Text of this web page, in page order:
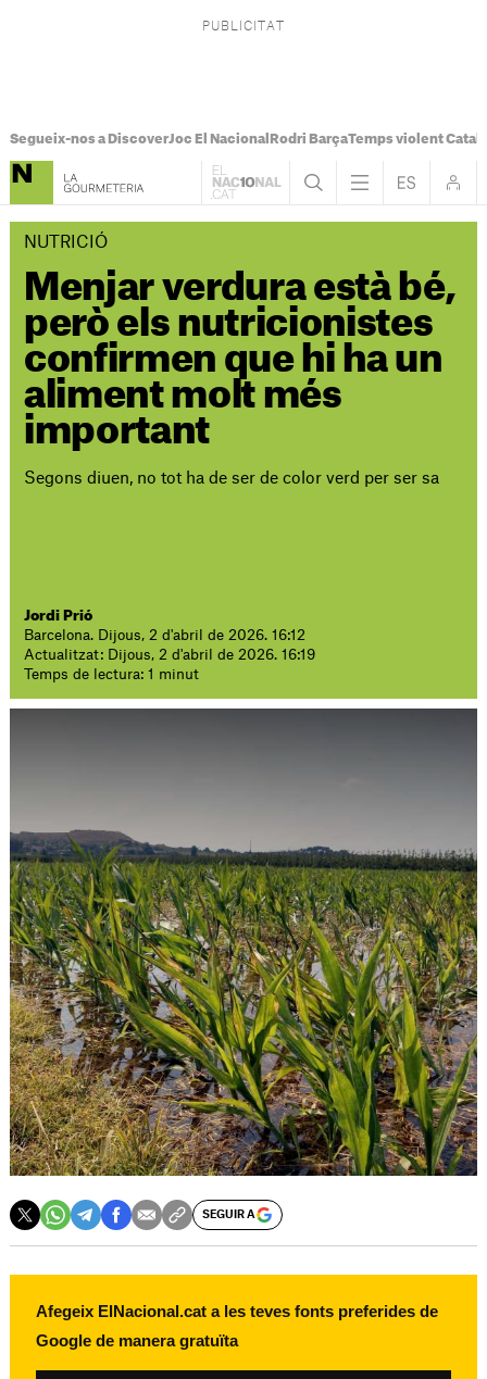
Segueix-nos a DiscoverJoc El Nacional Rodri BarçaTemps violent
NUTRICIÓ
Menjar verdura està bé,
però els nutricionistes
confirmen que hi ha un
aliment molt més
important
Segons diuen, no tot ha de ser de color verd per ser sa
Jordi Prió
Barcelona. Dijous, 2 d'abril de 2026. 16:12
Actualitzat: Dijous, 2 d'abril de 2026. 16:19
Temps de lectura: 1 minut
SEGUIR A
Afegeix ElNacional.cat a les teves fonts preferides de
Google de manera gratuïta